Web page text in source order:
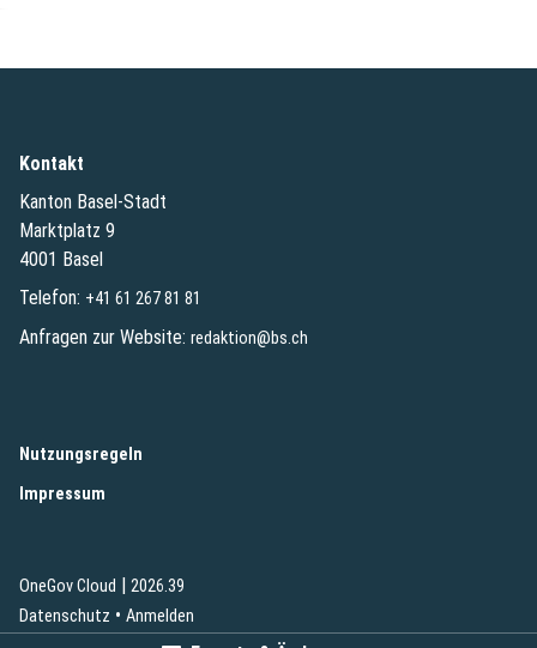
Kontakt
Kanton Basel-Stadt
Marktplatz 9
4001 Basel
Telefon: +41 61 267 81 81
Anfragen zur Website: redaktion@bs.ch
Nutzungsregeln
Impressum
OneGov Cloud (External Link)
| 2026.39
Datenschutz (External Link)
Anmelden